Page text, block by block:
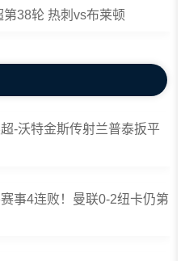
38轮 热刺vs布莱顿
-沃特金斯传射兰普泰扳平
事4连败！曼联0-2纽卡仍第